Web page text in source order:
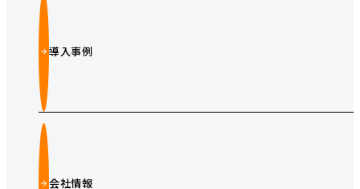
導入事例
会社情報